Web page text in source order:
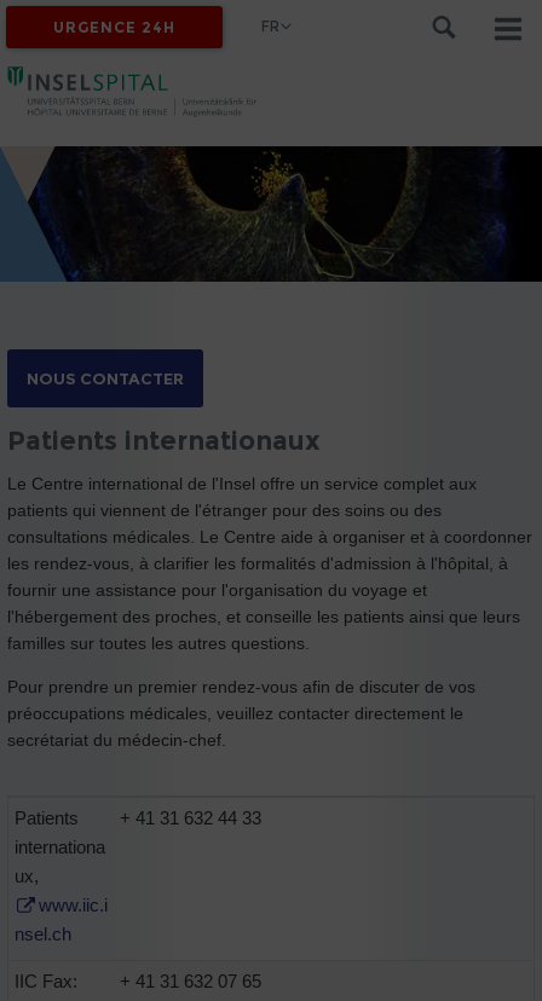
URGENCE 24H FR
NOUS CONTACTER
Patients internationaux
Le Centre international de l'Insel offre un service complet aux
patients qui viennent de l'étranger pour des soins ou des
consultations médicales. Le Centre aide à organiser et à coordonner
les rendez-vous, à clarifier les formalités d'admission à l'hôpital, à
fournir une assistance pour l'organisation du voyage et
l'hébergement des proches, et conseille les patients ainsi que leurs
familles sur toutes les autres questions.
Pour prendre un premier rendez-vous afin de discuter de vos
préoccupations médicales, veuillez contacter directement le
secrétariat du médecin-chef.
Patients
internationa
ux,
www.iic.i
nsel.ch
+ 41 31 632 44 33
IIC Fax: + 41 31 632 07 65